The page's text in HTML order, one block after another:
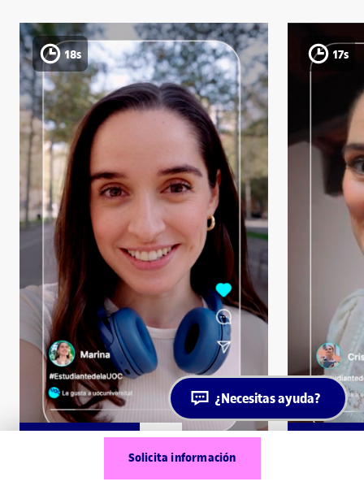
Solicita información
18s
"Yo pensaba que no podría con
17s
¿Necesitas ayuda?